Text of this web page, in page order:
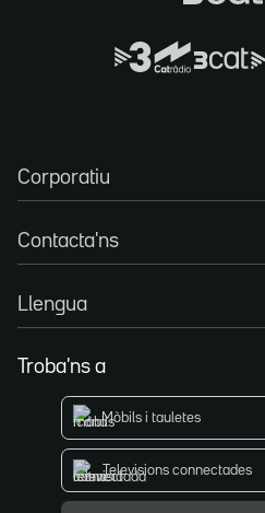
Corporatiu
Contacta'ns
Llengua
Troba'ns a
Mòbils i tauletes
Televisions connectades